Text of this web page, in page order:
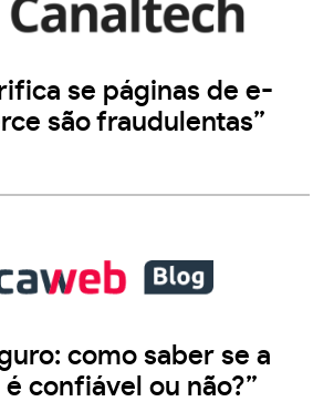
se páginas de e-
são fraudulentas”
como saber se a
confiável ou não?”